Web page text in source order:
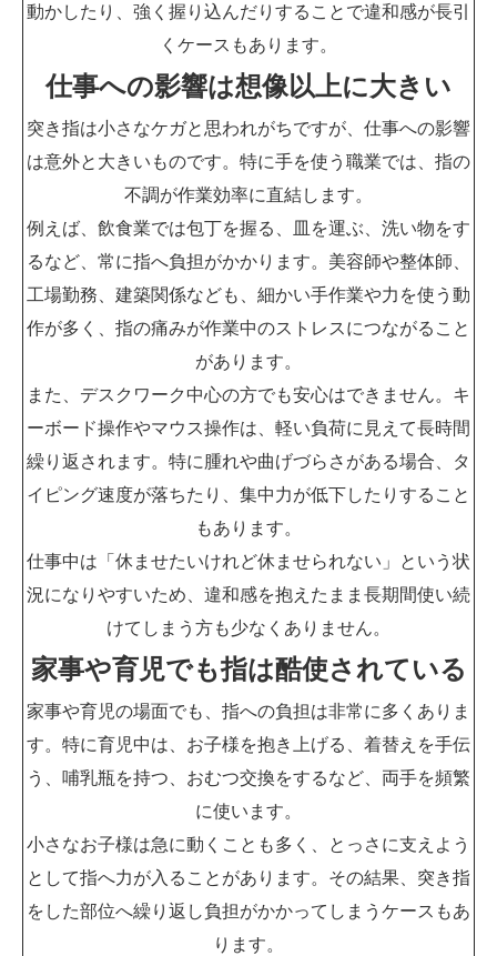
動かしたり、強く握り込んだりすることで違和感が長引
くケースもあります。
仕事への影響は想像以上に大きい
突き指は小さなケガと思われがちですが、仕事への影響
は意外と大きいものです。特に手を使う職業では、指の
不調が作業効率に直結します。
例えば、飲食業では包丁を握る、皿を運ぶ、洗い物をす
るなど、常に指へ負担がかかります。美容師や整体師、
工場勤務、建築関係なども、細かい手作業や力を使う動
作が多く、指の痛みが作業中のストレスにつながること
があります。
また、デスクワーク中心の方でも安心はできません。キ
ーボード操作やマウス操作は、軽い負荷に見えて長時間
繰り返されます。特に腫れや曲げづらさがある場合、タ
イピング速度が落ちたり、集中力が低下したりすること
もあります。
仕事中は「休ませたいけれど休ませられない」という状
況になりやすいため、違和感を抱えたまま長期間使い続
けてしまう方も少なくありません。
家事や育児でも指は酷使されている
家事や育児の場面でも、指への負担は非常に多くありま
す。特に育児中は、お子様を抱き上げる、着替えを手伝
う、哺乳瓶を持つ、おむつ交換をするなど、両手を頻繁
に使います。
小さなお子様は急に動くことも多く、とっさに支えよう
として指へ力が入ることがあります。その結果、突き指
をした部位へ繰り返し負担がかかってしまうケースもあ
ります。